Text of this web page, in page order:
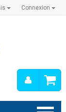
Connexion
Mon